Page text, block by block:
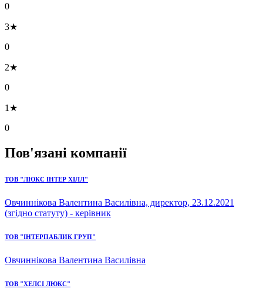
0
3★
0
2★
0
1★
0
Пов'язані компанії
ТОВ "ЛЮКС ІНТЕР ХІЛЛ"
Овчиннікова Валентина Василівна, директор, 23.12.2021
(згідно статуту) - керівник
ТОВ "ІНТЕРПАБЛИК ГРУП"
Овчиннікова Валентина Василівна
ТОВ "ХЕЛСІ ЛЮКС"